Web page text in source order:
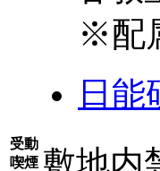
※配
日能
受動
喫煙 敷地内